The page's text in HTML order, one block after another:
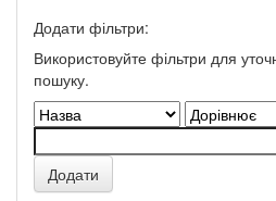
Додати фільтри:
Використовуйте фільтри для
пошуку.